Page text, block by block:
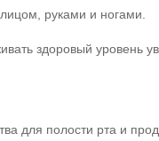
руками и ногами.
здоровый уровень
для полости рта и